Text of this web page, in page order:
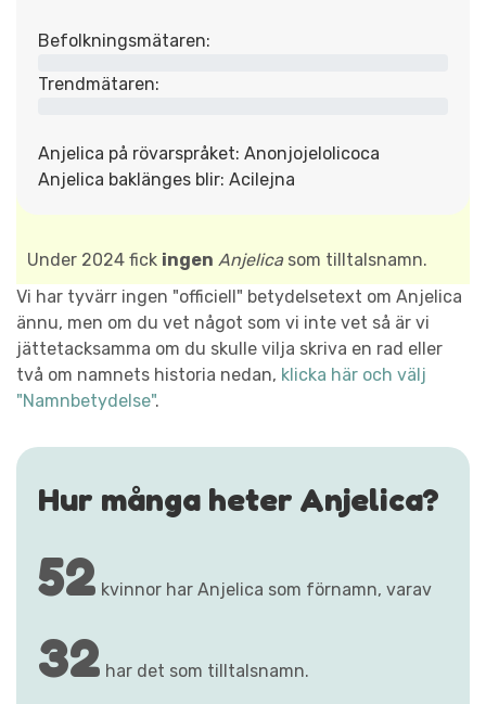
Befolkningsmätaren:
Trendmätaren:
Anjelica på rövarspråket: Anonjojelolicoca
Anjelica baklänges blir: Acilejna
Under 2024 fick ingen Anjelicasom tilltalsnamn.
Vi har tyvärr ingen "officiell" betydelsetext om Anjelica
ännu, men om du vet något som vi inte vet så är vi
jättetacksamma om du skulle vilja skriva en rad eller
två om namnets historia nedan, klicka här och välj
"Namnbetydelse".
Hur många heter Anjelica?
52 kvinnor har Anjelica som förnamn, varav
32 har det som tilltalsnamn.